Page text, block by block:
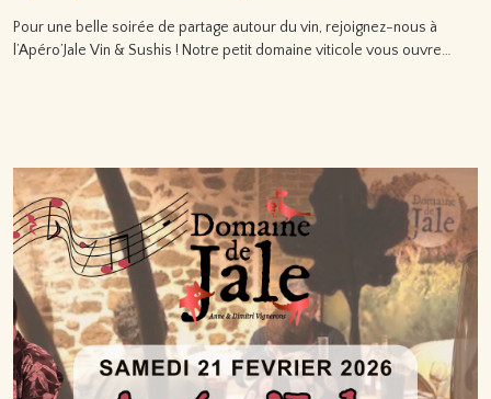
Pour une belle soirée de partage autour du vin, rejoignez-nous à
l’Apéro’Jale Vin & Sushis ! Notre petit domaine viticole vous ouvre…